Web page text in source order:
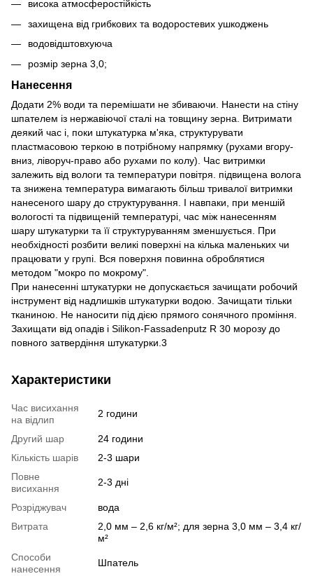
висока атмосферостійкість
захищена від грибкових та водоростевих ушкоджень
водовідштовхуюча
розмір зерна 3,0;
Нанесення
Додати 2% води та перемішати не збиваючи. Нанести на стіну
шпателем із нержавіючої сталі на товщину зерна. Витримати
деякий час і, поки штукатурка м'яка, структурувати
пластмасовою теркою в потрібному напрямку (рухами вгору-
вниз, ліворуч-право або рухами по колу). Час витримки
залежить від вологи та температури повітря. підвищена волога
та знижена температура вимагають більш тривалої витримки
нанесеного шару до структурування. І навпаки, при меншій
вологості та підвищеній температурі, час між нанесенням
шару штукатурки та її структуруванням зменшується. При
необхідності розбити великі поверхні на кілька маленьких чи
працювати у групі. Вся поверхня повинна оброблятися
методом "мокро по мокрому".
При нанесенні штукатурки не допускається зачищати робочий
інструмент від надлишків штукатурки водою. Зачищати тільки
тканиною. Не наносити під дією прямого сонячного проміння.
Захищати від опадів і Silikon-Fassadenputz R 30 морозу до
повного затвердіння штукатурки.3
Характеристики
Час висихання
на відлип
2 години
Другий шар
24 години
Кількість шарів
2-3 шари
Повне
висихання
2-3 дні
Розріджувач
вода
Витрата
2,0 мм – 2,6 кг/м²; для зерна 3,0 мм – 3,4 кг/
м²
Способи
нанесення
Шпатель